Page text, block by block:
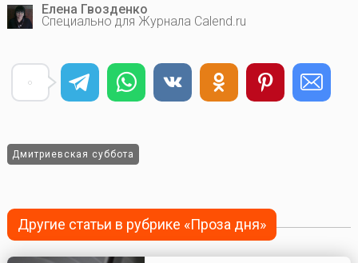
Елена Гвозденко
Специально для Журнала Calend.ru
Дмитриевская суббота
Другие статьи в рубрике «Проза дня»